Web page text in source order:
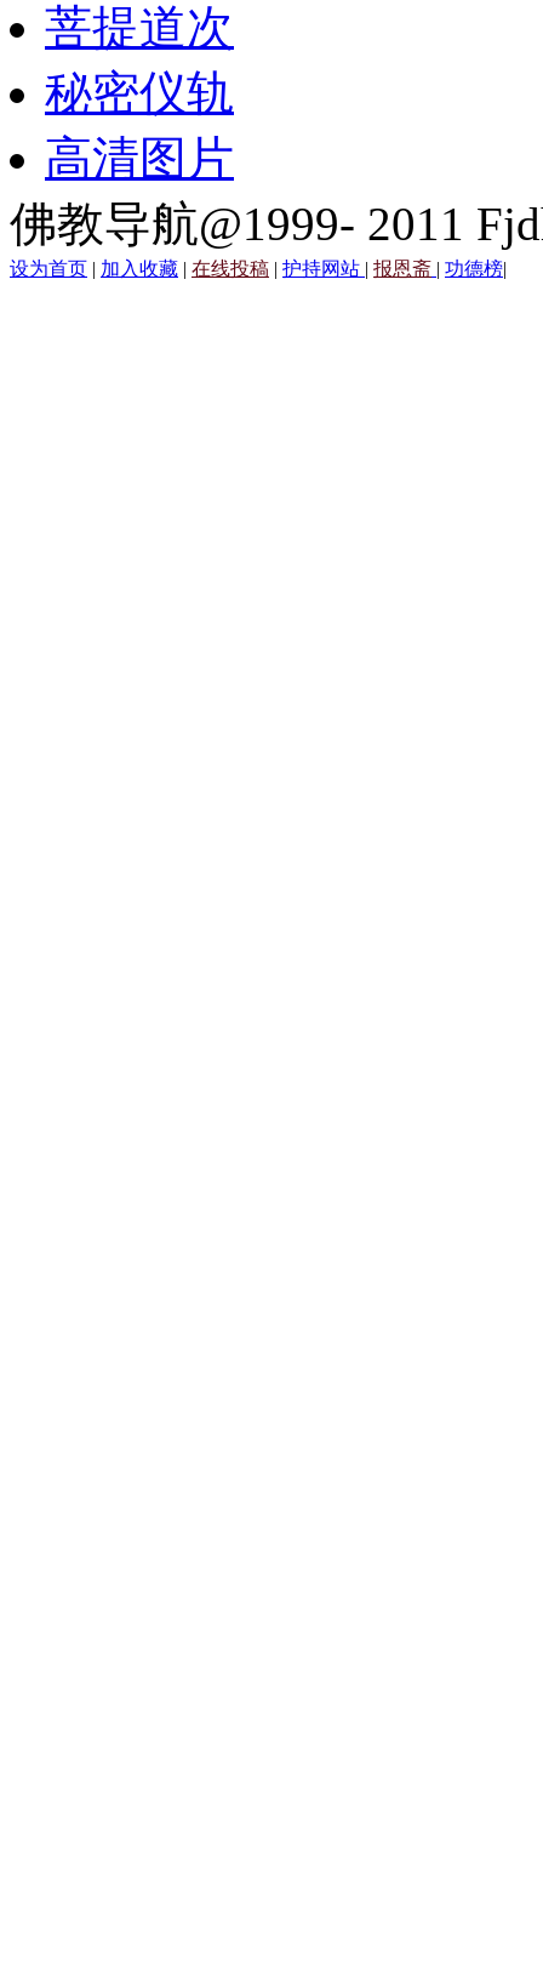
菩提道次
秘密仪轨
高清图片
佛教导航@1999- 2011
设为首页 | 加入收藏 | 在线投稿 | 护持网站 | 报恩斋 | 功德榜|